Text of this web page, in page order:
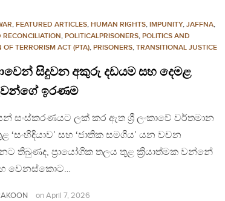
, FEATURED ARTICLES, HUMAN RIGHTS, IMPUNITY, JAFFNA,
RECONCILIATION, POLITICALPRISONERS, POLITICS AND
OF TERRORISM ACT (PTA), PRISONERS, TRANSITIONAL JUSTICE
සිදුවන අකුරු දඩයම සහ දෙමළ
ඉරණම
සංස්කරණයට ලක් කර ඇත ශ්‍රී ලංකාවේ වර්තමාන
‘සංහිඳියාව’ සහ ‘ජාතික සමගිය’ යන වචන
තිබුණද, ප්‍රායෝගික තලය තුළ ක්‍රියාත්මක වන්නේ
වෙනස්කොට…
on April 7, 2026